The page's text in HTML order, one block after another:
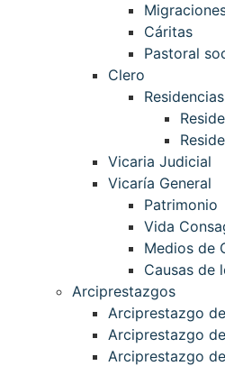
Cáritas
Pastoral
Clero
Residencias
Vicaria Judicial
Vicaría General
Patrimonio
Vida
Medios de
Causas de
Arciprestazgos
Arciprestazgo
Arciprestazgo
Arciprestazgo